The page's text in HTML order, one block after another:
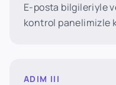
E-posta bilgileriyle
kontrol panelimizle
ADIM III